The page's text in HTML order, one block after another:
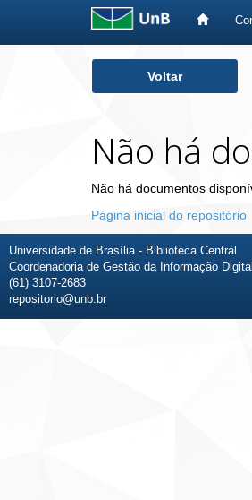
Voltar
Não há
Não há documentos
Página inicial do repositório
Universidade de Brasília - Biblioteca Central
Coordenadoria de Gestão da Informação
(61) 3107-2683
repositorio@unb.br